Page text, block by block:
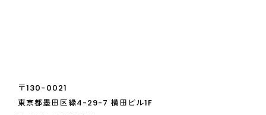
〒130-0021
東京都墨田区緑4-29-7 横田ビル1F